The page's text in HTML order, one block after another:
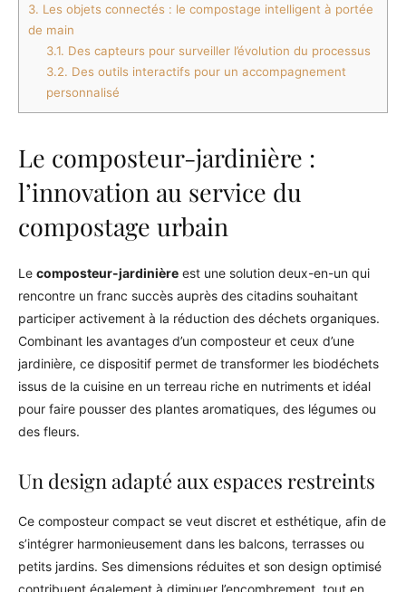
3. Les objets connectés : le compostage intelligent à portée
de main
3.1. Des capteurs pour surveiller l’évolution du processus
3.2. Des outils interactifs pour un accompagnement
personnalisé
Le composteur-jardinière :
l’innovation au service du
compostage urbain
Le composteur-jardinière est une solution deux-en-un qui
rencontre un franc succès auprès des citadins souhaitant
participer activement à la réduction des déchets organiques.
Combinant les avantages d’un composteur et ceux d’une
jardinière, ce dispositif permet de transformer les biodéchets
issus de la cuisine en un terreau riche en nutriments et idéal
pour faire pousser des plantes aromatiques, des légumes ou
des fleurs.
Un design adapté aux espaces restreints
Ce composteur compact se veut discret et esthétique, afin de
s’intégrer harmonieusement dans les balcons, terrasses ou
petits jardins. Ses dimensions réduites et son design optimisé
contribuent également à diminuer l’encombrement, tout en